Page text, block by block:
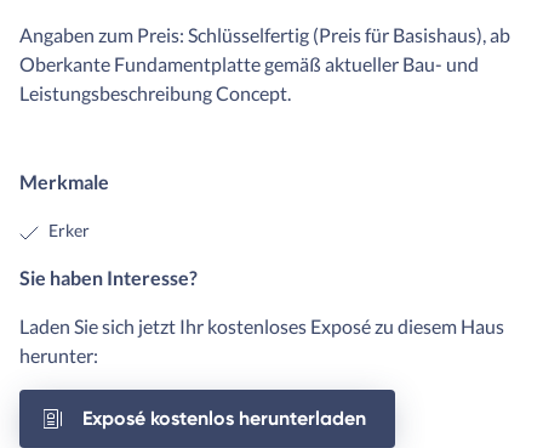
Angaben zum Preis: Schlüsselfertig (Preis für Basishaus), ab
Oberkante Fundamentplatte gemäß aktueller Bau- und
Leistungsbeschreibung Concept.
Merkmale
Erker
Sie haben Interesse?
Laden Sie sich jetzt Ihr kostenloses Exposé zu diesem Haus
herunter:
Exposé kostenlos herunterladen